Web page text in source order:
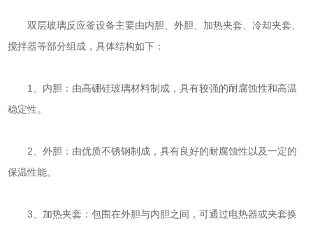
双层玻璃反应釜设备主要由内胆、外胆、加热夹套、冷却夹套、
搅拌器等部分组成，具体结构如下：
1、内胆：由高硼硅玻璃材料制成，具有较强的耐腐蚀性和高温
稳定性。
2、外胆：由优质不锈钢制成，具有良好的耐腐蚀性以及一定的
保温性能。
3、加热夹套：包围在外胆与内胆之间，可通过电热器或夹套换